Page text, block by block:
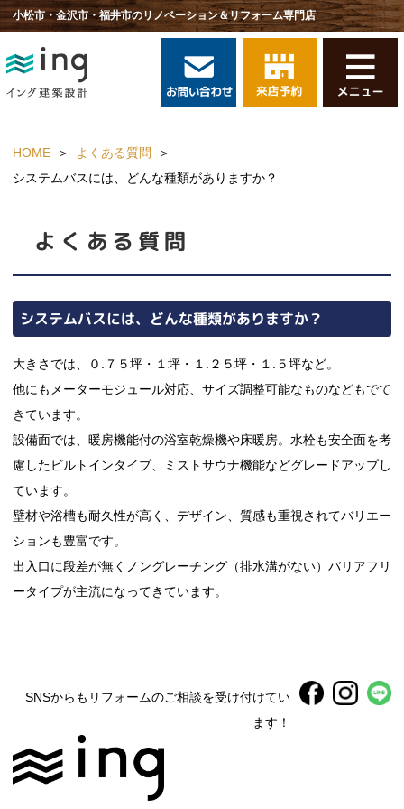
小松市・金沢市・福井市のリノベーション＆リフォーム専門店
HOME
よくある質問
システムバスには、どんな種類がありますか？
よくある質問
システムバスには、どんな種類がありますか？
大きさでは、０.７５坪・１坪・１.２５坪・１.５坪など。
他にもメーターモジュール対応、サイズ調整可能なものなどもでて
きています。
設備面では、暖房機能付の浴室乾燥機や床暖房。水栓も安全面を考
慮したビルトインタイプ、ミストサウナ機能などグレードアップし
ています。
壁材や浴槽も耐久性が高く、デザイン、質感も重視されてバリエー
ションも豊富です。
出入口に段差が無くノングレーチング（排水溝がない）バリアフリ
ータイプが主流になってきています。
SNSからもリフォームのご相談を受け付けてい
ます！